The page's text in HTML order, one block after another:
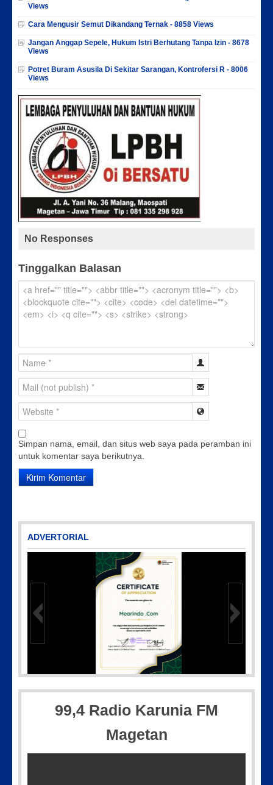
Views
Cara Mengusir Semut Dikandang Ternak - 8858 Views
Jangan Anggap Sepele, Hukum Istri Berhutang Tanpa Izin - 8678
Views
Potret Buram Asusila Di Sekitar Sarangan, Kontrofersi R - 8006
Views
No Responses
Tinggalkan Balasan
Simpan nama, email, dan situs web saya pada peramban ini
untuk komentar saya berikutnya.
ADVERTORIAL
IMG-20250501-WA0005
99,4 Radio Karunia FM
Magetan